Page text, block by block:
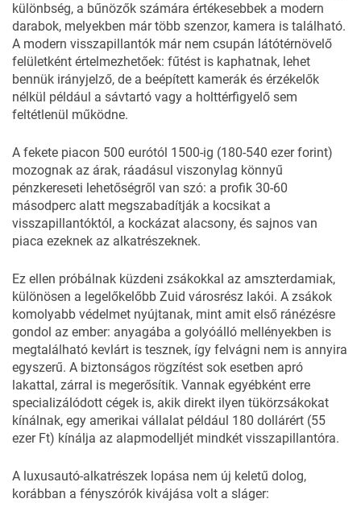
különbség, a bűnözők számára értékesebbek a modern
darabok, melyekben már több szenzor, kamera is található.
A modern visszapillantók már nem csupán látótérnövelő
felületként értelmezhetőek: fűtést is kaphatnak, lehet
bennük irányjelző, de a beépített kamerák és érzékelők
nélkül például a sávtartó vagy a holttérfigyelő sem
feltétlenül működne.
A fekete piacon 500 eurótól 1500-ig (180-540 ezer forint)
mozognak az árak, ráadásul viszonylag könnyű
pénzkereseti lehetőségről van szó: a profik 30-60
másodperc alatt megszabadítják a kocsikat a
visszapillantóktól, a kockázat alacsony, és sajnos van
piaca ezeknek az alkatrészeknek.
Ez ellen próbálnak küzdeni zsákokkal az amszterdamiak,
különösen a legelőkelőbb Zuid városrész lakói. A zsákok
komolyabb védelmet nyújtanak, mint amit első ránézésre
gondol az ember: anyagába a golyóálló mellényekben is
megtalálható kevlárt is tesznek, így felvágni nem is annyira
egyszerű. A biztonságos rögzítést sok esetben apró
lakattal, zárral is megerősítik. Vannak egyébként erre
specializálódott cégek is, akik direkt ilyen tükörzsákokat
kínálnak, egy amerikai vállalat például 180 dollárért (55
ezer Ft) kínálja az alapmodelljét mindkét visszapillantóra.
A luxusautó-alkatrészek lopása nem új keletű dolog,
korábban a fényszórók kivájása volt a sláger: